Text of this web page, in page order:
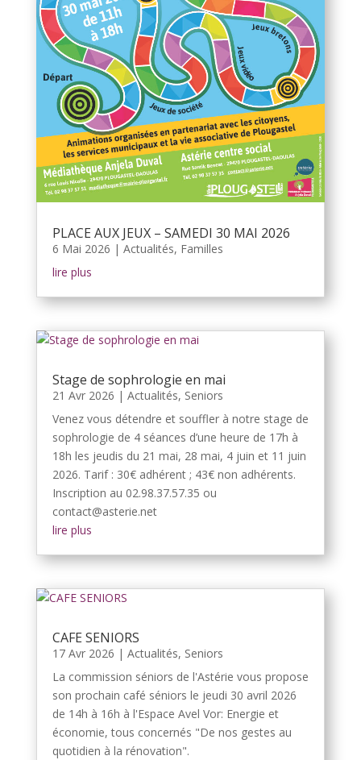
PLACE AUX JEUX – SAMEDI 30 MAI 2026
6 Mai 2026 | Actualités, Familles
lire plus
Stage de sophrologie en mai
21 Avr 2026 | Actualités, Seniors
Venez vous détendre et souffler à notre stage de
sophrologie de 4 séances d’une heure de 17h à
18h les jeudis du 21 mai, 28 mai, 4 juin et 11 juin
2026. Tarif : 30€ adhérent ; 43€ non adhérents.
Inscription au 02.98.37.57.35 ou
contact@asterie.net
lire plus
CAFE SENIORS
17 Avr 2026 | Actualités, Seniors
La commission séniors de l'Astérie vous propose
son prochain café séniors le jeudi 30 avril 2026
de 14h à 16h à l'Espace Avel Vor: Energie et
économie, tous concernés "De nos gestes au
quotidien à la rénovation".